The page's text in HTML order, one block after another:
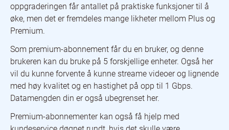
oppgraderingen får antallet på praktiske funksjoner til å
øke, men det er fremdeles mange likheter mellom Plus og
Premium.
Som premium-abonnement får du en bruker, og denne
brukeren kan du bruke på 5 forskjellige enheter. Også her
vil du kunne forvente å kunne streame videoer og lignende
med høy kvalitet og en hastighet på opp til 1 Gbps.
Datamengden din er også ubegrenset her.
Premium-abonnementer kan også få hjelp med